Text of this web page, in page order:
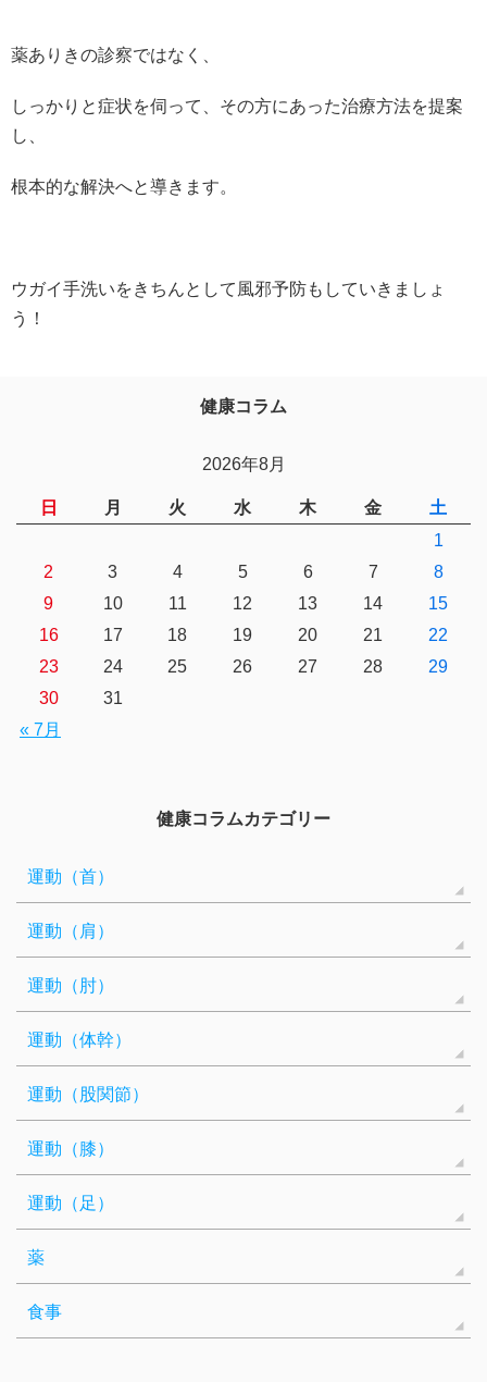
薬ありきの診察ではなく、
しっかりと症状を伺って、その方にあった治療方法を提案
し、
根本的な解決へと導きます。
ウガイ手洗いをきちんとして風邪予防もしていきましょ
う！
健康コラム
2026年8月
日 月 火 水 木 金 土
« 7月
1
2
3 4 5 6 7
8
9
10 11 12 13 14
15
16
17 18 19 20 21
22
23
24 25 26 27 28
29
30
31
健康コラムカテゴリー
運動（首）
運動（肩）
運動（肘）
運動（体幹）
運動（股関節）
運動（膝）
運動（足）
薬
食事